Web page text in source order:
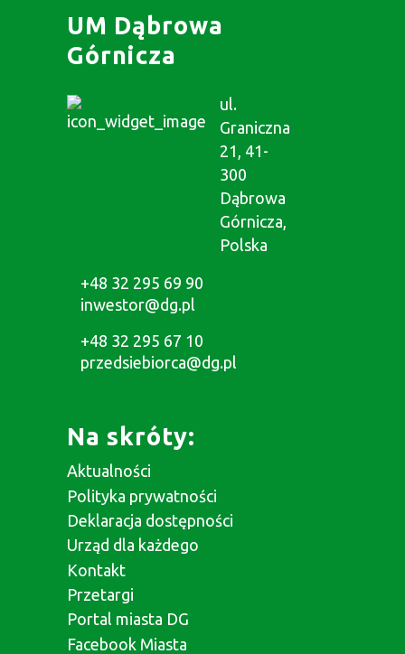
UM Dąbrowa
Górnicza
ul.
Graniczna
21, 41-
300
Dąbrowa
Górnicza,
Polska
+48 32 295 69 90
inwestor@dg.pl
+48 32 295 67 10
przedsiebiorca@dg.pl
Na skróty:
Aktualności
Polityka prywatności
Deklaracja dostępności
Urząd dla każdego
Kontakt
Przetargi
Portal miasta DG
Facebook Miasta